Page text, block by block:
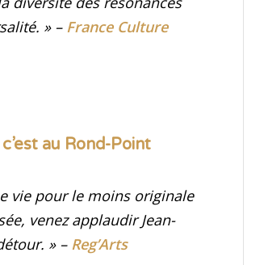
. » – France Culture
au Rond-Point
vie pour le moins originale
venez applaudir Jean-
. »– Reg’Arts